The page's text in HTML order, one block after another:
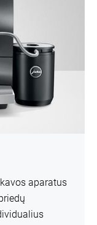
aparatus